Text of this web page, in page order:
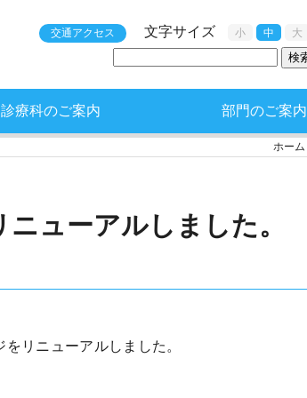
交通アクセス 文字サイズ 小 中 大
診療科のご案内 部門のご案内
ホーム
ューアルしました。
リニューアルしました。